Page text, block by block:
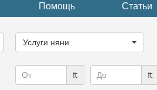
Помощь Статьи
категорию...
Услуги няни
₶ ₶